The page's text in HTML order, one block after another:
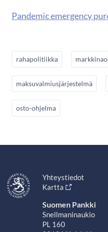
Pandemic emergency
rahapolitiikka
maksuvalmiusjärjestelmä
osto-ohjelma
Yhteystiedot
Kartta
Suomen Pankki
Snellmaninaukio
PL 160